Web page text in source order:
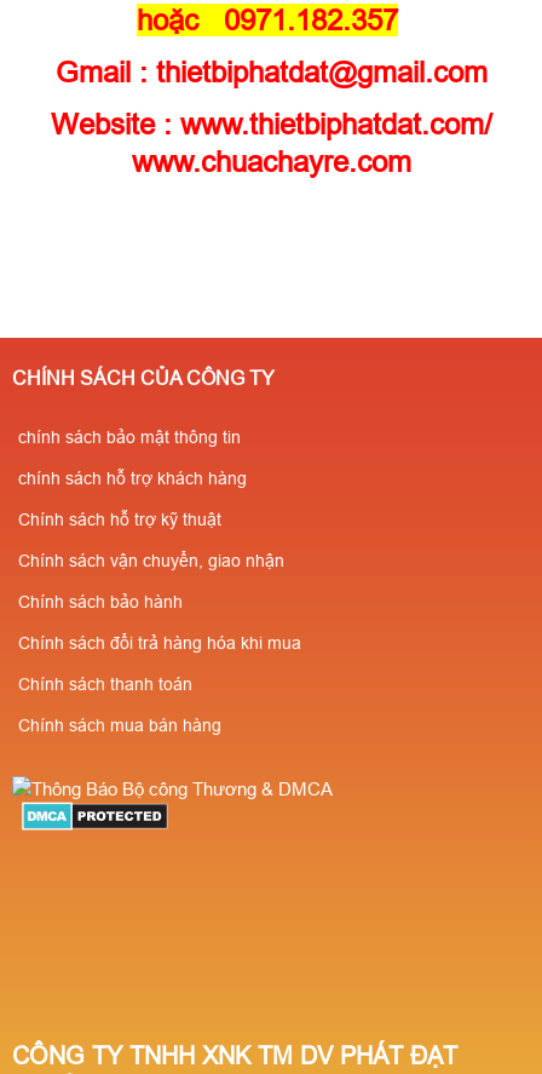
hoặc 0971.182.357
Gmail : thietbiphatdat@gmail.com
Website : www.thietbiphatdat.com/
www.chuachayre.com
CÔNG TY TNHH XNK TM DV PHÁT ĐẠT
CHÍNH SÁCH CỦA CÔNG TY
chính sách bảo mật thông tin
chính sách hỗ trợ khách hàng
Chính sách hỗ trợ kỹ thuật
Chính sách vận chuyển, giao nhận
Chính sách bảo hành
Chính sách đổi trả hàng hóa khi mua
Chính sách thanh toán
Chính sách mua bán hàng